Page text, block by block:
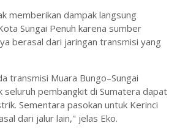
memberikan dampak langsung
Sungai Penuh karena sumber
berasal dari jaringan transmisi yang
transmisi Muara Bungo–Sungai
seluruh pembangkit di Sumatera dapat
Sementara pasokan untuk Kerinci
dari jalur lain," jelas Eko.